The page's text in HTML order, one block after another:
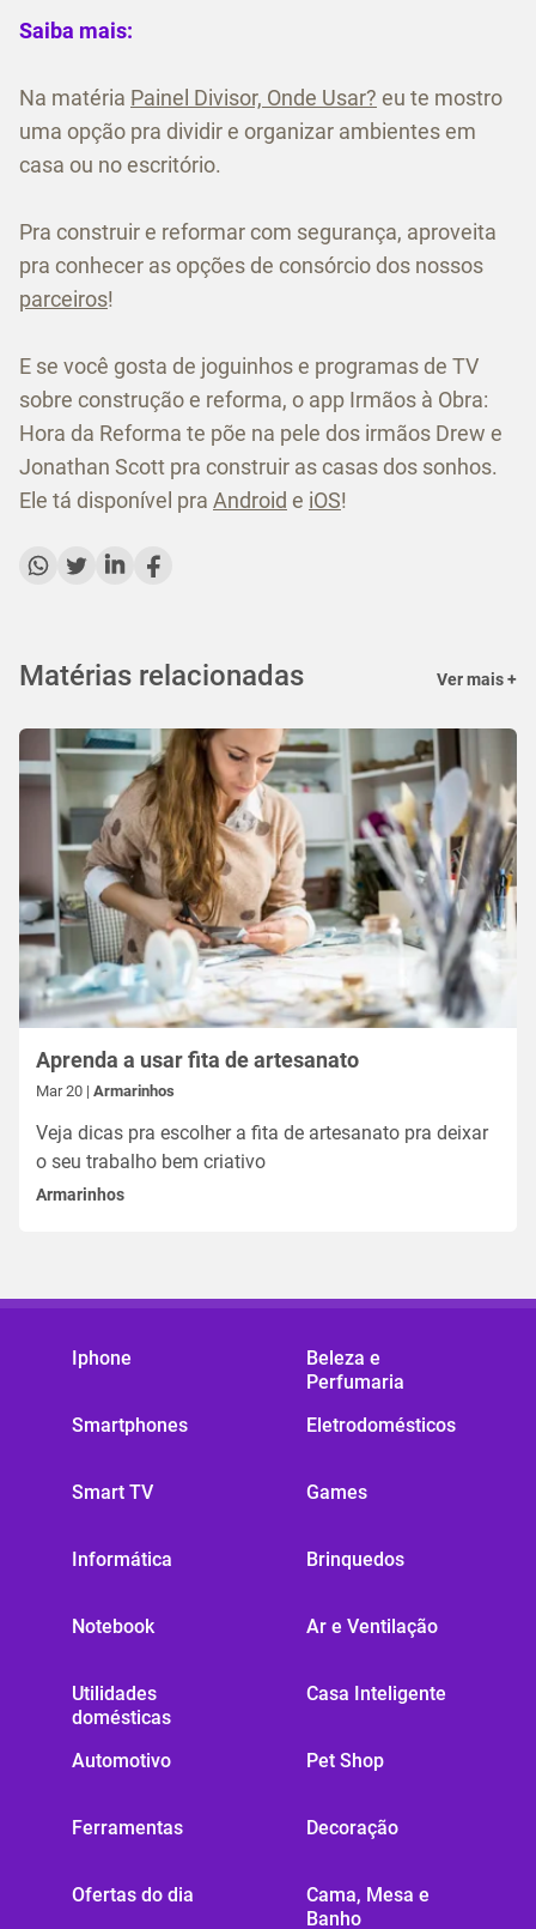
Saiba mais:
Na matéria Painel Divisor, Onde Usar? eu te mostro
uma opção pra dividir e organizar ambientes em
casa ou no escritório.
Pra construir e reformar com segurança, aproveita
pra conhecer as opções de consórcio dos nossos
parceiros!
E se você gosta de joguinhos e programas de TV
sobre construção e reforma, o app Irmãos à Obra:
Hora da Reforma te põe na pele dos irmãos Drew e
Jonathan Scott pra construir as casas dos sonhos.
Ele tá disponível pra Android e iOS!
Matérias relacionadas Ver mais +
Aprenda a usar fita de artesanato
Mar 20 | Armarinhos
Veja dicas pra escolher a fita de artesanato pra deixar
o seu trabalho bem criativo
Armarinhos
Iphone
Smartphones
Smart TV
Informática
Notebook
Utilidades
domésticas
Automotivo
Ferramentas
Ofertas do dia
Beleza e
Perfumaria
Eletrodomésticos
Games
Brinquedos
Ar e Ventilação
Casa Inteligente
Pet Shop
Decoração
Cama, Mesa e
Banho